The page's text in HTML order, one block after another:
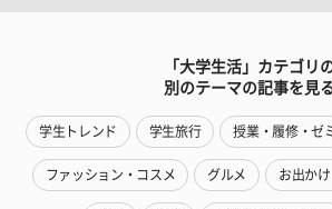
「大学生活」カテゴリ
別のテーマの記事を見
学生トレンド 学生旅行 授業・履修・ゼ
ファッション・コスメ グルメ お出か